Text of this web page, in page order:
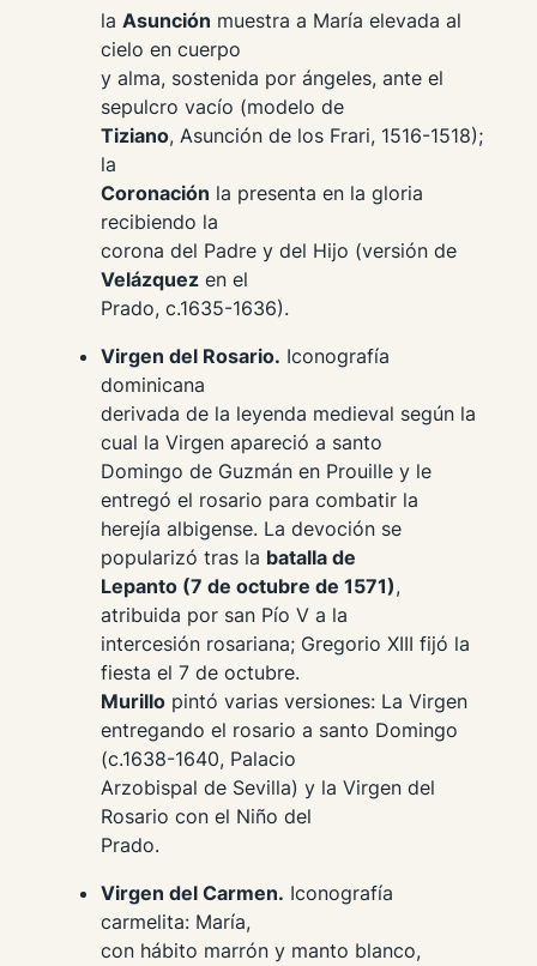
la Asunción muestra a María elevada al
cielo en cuerpo
y alma, sostenida por ángeles, ante el
sepulcro vacío (modelo de
Tiziano, Asunciónde los Frari, 1516-1518);
la
Coronación la presenta en la gloria
recibiendo la
corona del Padre y del Hijo (versión de
Velázquezen el
Prado, c.1635-1636).
Virgen del Rosario. Iconografía
dominicana
derivada de la leyenda medieval según la
cual la Virgen apareció a santo
Domingo de Guzmán en Prouille y le
entregó el rosario para combatir la
herejía albigense. La devoción se
popularizó tras la batalla de
Lepanto (7 de octubre de 1571),
atribuida por san Pío V a la
intercesión rosariana; Gregorio XIII fijó la
fiesta el 7 de octubre.
Murillopintó varias versiones: La Virgen
entregando el rosario a santo Domingo
(c.1638-1640, Palacio
Arzobispal de Sevilla) y la Virgen del
Rosario con el Niño del
Prado.
Virgen del Carmen. Iconografía
carmelita: María,
con hábito marrón y manto blanco,